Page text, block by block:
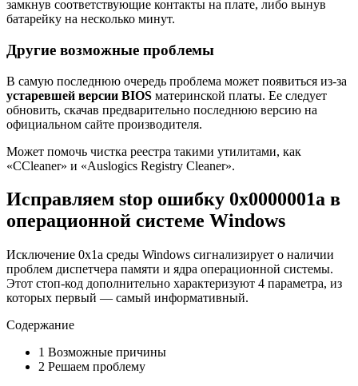
замкнув соответствующие контакты на плате, либо вынув
батарейку на несколько минут.
Другие возможные проблемы
В самую последнюю очередь проблема может появиться из-за
устаревшей версии BIOS материнской платы. Ее следует
обновить, скачав предварительно последнюю версию на
официальном сайте производителя.
Может помочь чистка реестра такими утилитами, как
«CCleaner» и «Auslogics Registry Cleaner».
Исправляем stop ошибку 0x0000001a в
операционной системе Windows
Исключение 0x1a среды Windows сигнализирует о наличии
проблем диспетчера памяти и ядра операционной системы.
Этот стоп-код дополнительно характеризуют 4 параметра, из
которых первый — самый информативный.
Содержание
1 Возможные причины
2 Решаем проблему